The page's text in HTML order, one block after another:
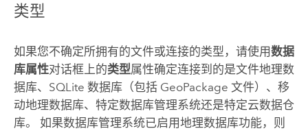
类型
如果您不确定所拥有的文件或连接的类型，请使用数据
库属性对话框上的类型属性确定连接到的是文件地理数
据库、 SQLite 数据库（包括 GeoPackage 文件）、移
动地理数据库、特定数据库管理系统还是特定云数据仓
库。 如果数据库管理系统已启用地理数据库功能，则